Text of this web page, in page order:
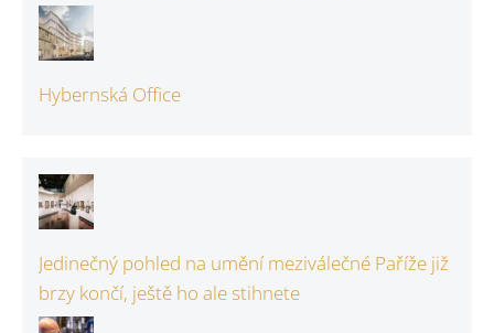
Hybernská Office
Jedinečný pohled na umění meziválečné Paříže již
brzy končí, ještě ho ale stihnete